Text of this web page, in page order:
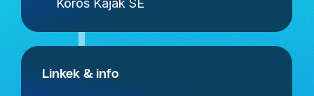
Körös Kajak SE
Linkek & info